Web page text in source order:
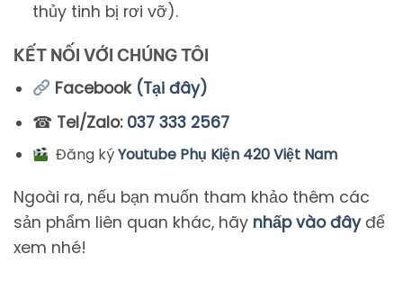
thủy tinh bị rơi vỡ).
KẾT NỐI VỚI CHÚNG TÔI
Facebook (Tại đây)
☎ Tel/Zalo: 037 333 2567
Đăng kýYoutube Phụ Kiện 420 Việt Nam
Ngoài ra, nếu bạn muốn tham khảo thêm các
sản phẩm liên quan khác, hãy nhấp vào đâyđể
xem nhé!